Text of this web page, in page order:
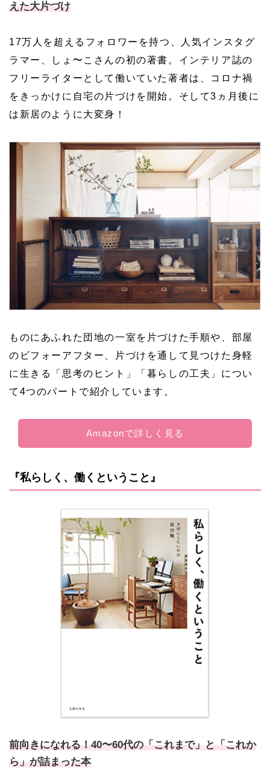
えた大片づけ
17万人を超えるフォロワーを持つ、人気インスタグ
ラマー、しょ〜こさんの初の著書。インテリア誌の
フリーライターとして働いていた著者は、コロナ禍
をきっかけに自宅の片づけを開始。そして3ヵ月後に
は新居のように大変身！
ものにあふれた団地の一室を片づけた手順や、部屋
のビフォーアフター、片づけを通して見つけた身軽
に生きる「思考のヒント」「暮らしの工夫」につい
て4つのパートで紹介しています。
Amazonで詳しく見る
『私らしく、働くということ』
前向きになれる！40〜60代の「これまで」と「これか
ら」が詰まった本